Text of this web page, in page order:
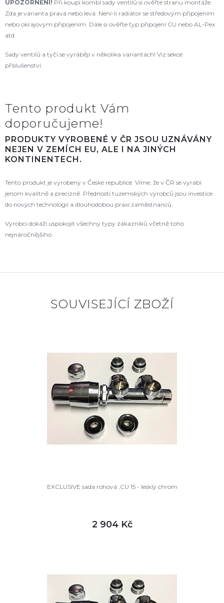
UPOZORNĚNÍ! Při koupi kombi sady ventilů si ověřte stranu montáže.
Zda je varianta pravá nebo levá. Není-li radiátor se středovým připojením
nebo okrajovým připojením. Dále si ověřte typ připojení CU nebo AL-Pex
atd.
Sady ventilů a tyčí se vyrábějí v několika variantách! Viz sekce
příslušenství.
Tento produkt Vám
doporučujeme!
PRODUKTY VYROBENÉ V ČR JSOU UZNÁVÁNY
NEJEN V ZEMÍCH EU, ALE I NA JINÝCH
KONTINENTECH.
Tento produkt je vyrobený v České republice. Víme, že v ČR se vyrábí
jenom kvalitně a precizně. Předností tuzemských výrobců jsou investice
do nových technologií a dlouhodobou praxí zaměstnanců.
Výrobci dokáží uspokojit všechny typy zákazníků včetně toho
nejnáročnějšího.
SOUVISEJÍCÍ ZBOŽÍ
EXCLUSIVE sada rohová ,CU 15 - lesklý chrom
2 904 Kč